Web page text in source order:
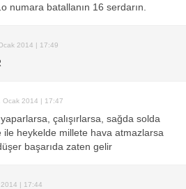
numara batallanın 16 serdarın.
2014 | 17:49
Ocak 2014 | 17:47
yaparlarsa, çalışırlarsa, sağda solda
ile heykelde millete hava atmazlarsa
başarıda zaten gelir
| 17:44